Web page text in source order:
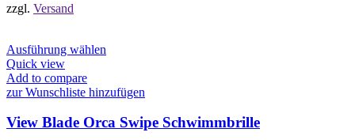
zzgl. Versand
Ausführung wählen
mehrere
auf.
Quick view
Add to compare
zur Wunschliste hinzufügen
View Blade Orca Swipe Schwimmbrille